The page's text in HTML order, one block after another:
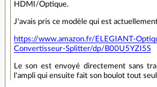
HDMI/Optique.
J'avais pris ce modèle qui est
https://www.amazon.fr/ELEGIANT-
Convertisseur-Splitter/dp/B00U5YZI5S
Le son est envoyé directement sans
l'ampli qui ensuite fait son boulot tout